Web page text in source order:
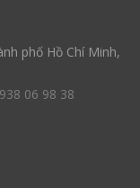
phố Hồ Chí Minh,
06 98 38